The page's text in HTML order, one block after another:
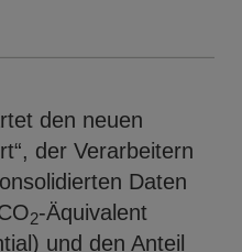
den neuen
der Verarbeitern
Daten
2-Äquivalent
und den Anteil